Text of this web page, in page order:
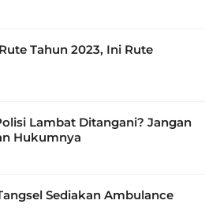
Tahun 2023, Ini Rute
Lambat Ditangani? Jangan
Hukumnya
Sediakan Ambulance